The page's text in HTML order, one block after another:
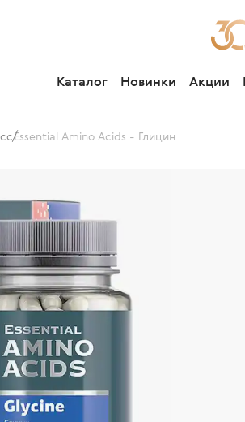
Каталог Новинки Акции
Essential Amino Acids - Глицин